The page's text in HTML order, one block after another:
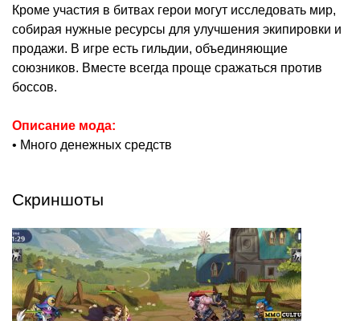
Кроме участия в битвах герои могут исследовать мир,
собирая нужные ресурсы для улучшения экипировки и
продажи. В игре есть гильдии, объединяющие
союзников. Вместе всегда проще сражаться против
боссов.
Описание мода:
• Много денежных средств
Скриншоты